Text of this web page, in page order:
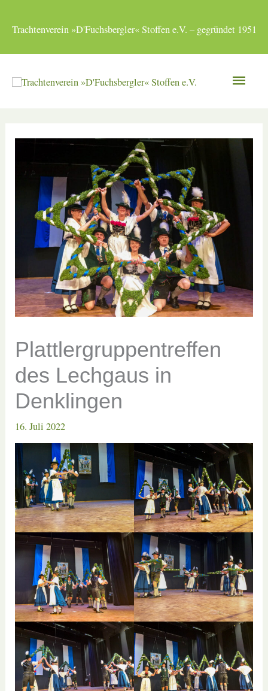
InhaltTrachtenverein »D'Fuchsbergler« Stoffen e.V. – gegründet 1951
Plattlergruppentreffen
des Lechgaus in
Denklingen
16. Juli 2022